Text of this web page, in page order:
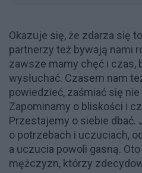
Okazuje się, że zdarza się
partnerzy też bywają nami
zawsze mamy chęć i czas,
wysłuchać. Czasem nam
powiedzieć, zaśmiać się
Zapominamy o bliskości i
Przestajemy o siebie dbać.
o potrzebach i uczuciach,
a uczucia powoli gasną.
mężczyzn, którzy